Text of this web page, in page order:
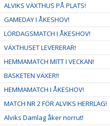
ALVIKS VÄXTHUS PÅ PLATS!
GAMEDAY I ÅKESHOV!
LÖRDAGSMATCH I ÅKESHOV!
VÄXTHUSET LEVERERAR!
HEMMAMATCH MITT I VECKAN!
BASKETEN VÄXER!!
HEMMAMATCH I ÅKESHOV!
MATCH NR 2 FÖR ALVIKS HERRLAG!
Alviks Damlag åker norrut!